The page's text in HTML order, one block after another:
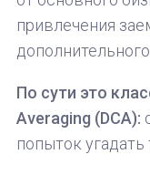
привлечения
По сути это
Averaging (DCA):
попыток угадать